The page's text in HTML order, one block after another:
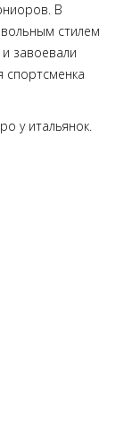
В
стилем
завоевали
спортсменка
у итальянок.